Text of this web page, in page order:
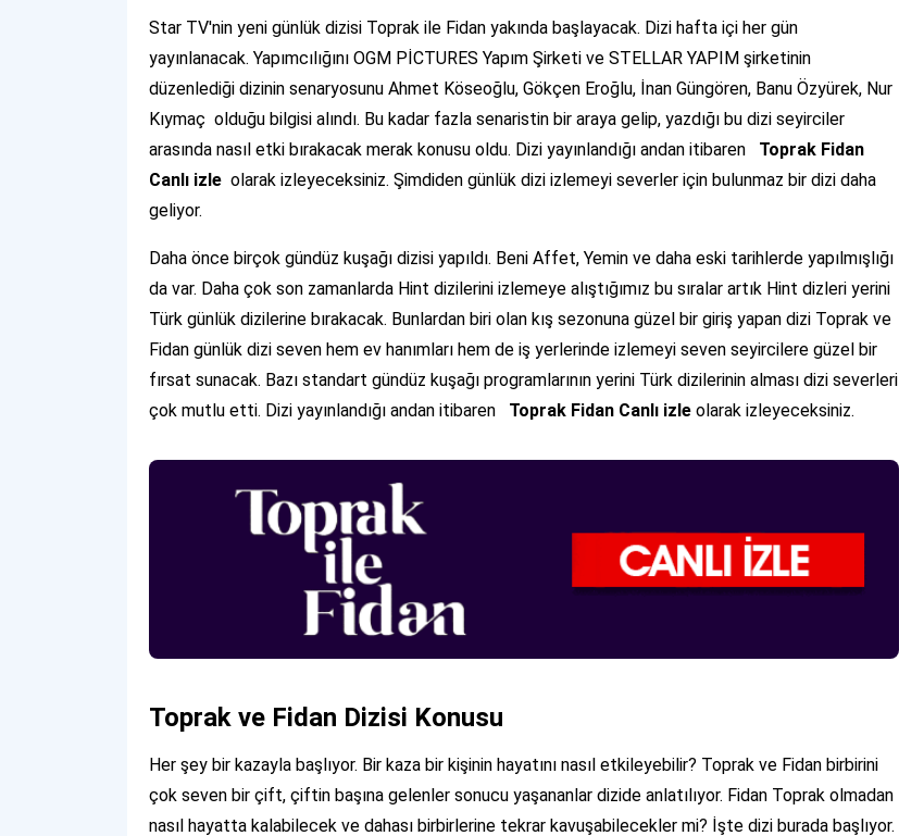
Star TV'nin yeni günlük dizisi Toprak ile Fidan yakında başlayacak. Dizi hafta içi her gün
yayınlanacak. Yapımcılığını OGM PİCTURES Yapım Şirketi ve STELLAR YAPIM şirketinin
düzenlediği dizinin senaryosunu Ahmet Köseoğlu, Gökçen Eroğlu, İnan Güngören, Banu Özyürek, Nur
Kıymaç olduğu bilgisi alındı. Bu kadar fazla senaristin bir araya gelip, yazdığı bu dizi seyirciler
arasında nasıl etki bırakacak merak konusu oldu. Dizi yayınlandığı andan itibaren Toprak Fidan
Canlı izle olarak izleyeceksiniz. Şimdiden günlük dizi izlemeyi severler için bulunmaz bir dizi daha
geliyor.
Daha önce birçok gündüz kuşağı dizisi yapıldı. Beni Affet, Yemin ve daha eski tarihlerde yapılmışlığı
da var. Daha çok son zamanlarda Hint dizilerini izlemeye alıştığımız bu sıralar artık Hint dizleri yerini
Türk günlük dizilerine bırakacak. Bunlardan biri olan kış sezonuna güzel bir giriş yapan dizi Toprak ve
Fidan günlük dizi seven hem ev hanımları hem de iş yerlerinde izlemeyi seven seyircilere güzel bir
fırsat sunacak. Bazı standart gündüz kuşağı programlarının yerini Türk dizilerinin alması dizi severleri
çok mutlu etti. Dizi yayınlandığı andan itibaren Toprak Fidan Canlı izle olarak izleyeceksiniz.
Toprak ve Fidan Dizisi Konusu
Her şey bir kazayla başlıyor. Bir kaza bir kişinin hayatını nasıl etkileyebilir? Toprak ve Fidan birbirini
çok seven bir çift, çiftin başına gelenler sonucu yaşananlar dizide anlatılıyor. Fidan Toprak olmadan
nasıl hayatta kalabilecek ve dahası birbirlerine tekrar kavuşabilecekler mi? İşte dizi burada başlıyor.